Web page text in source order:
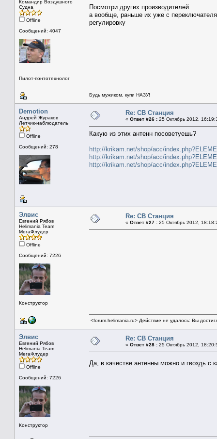
Командир Воздушного
Судна
Offline
Сообщений: 4047
Пилот-понтотехнолог
Посмотри других производителей.
а вообще, раньше их уже с
регулировку
Будь мужиком, купи НАЗУ!
Demotion
Андрей Жураков
Летчик-наблюдатель
Offline
Сообщений: 278
Re: СВ Станция
« Ответ #26 : 25 Октябрь 2012,
Какую из этих антенн посоветуешь?
http://krikam.net/shop/acc/
http://krikam.net/shop/acc/
http://krikam.net/shop/acc/
Элвис
Евгений Рябов
Helimania Team
МегаФлудер
Offline
Сообщений: 7226
Конструктор
Re: СВ Станция
« Ответ #27 : 25 Октябрь 2012,
<forum.helimania.ru> Действие не удалось: Вы
Элвис
Евгений Рябов
Helimania Team
МегаФлудер
Offline
Сообщений: 7226
Конструктор
Re: СВ Станция
« Ответ #28 : 25 Октябрь 2012,
Да, в качестве антенны можно и гвоздь с